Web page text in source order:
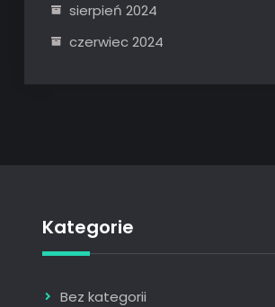
sierpień 2024
czerwiec 2024
Kategorie
Bez kategorii